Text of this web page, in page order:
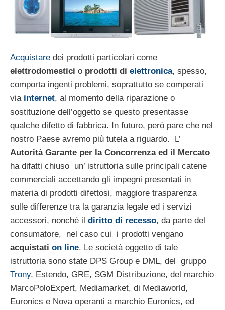
Acquistare dei prodotti particolari come
elettrodomestici o prodotti di elettronica, spesso,
comporta ingenti problemi, soprattutto se comperati
viainternet, al momento della riparazione o
sostituzione dell’oggetto se questo presentasse
qualche difetto di fabbrica. In futuro, però pare che nel
nostro Paese avremo più tutela a riguardo. L’
Autorità Garante per la Concorrenza ed il Mercato
ha difatti chiuso un’ istruttoria sulle principali catene
commerciali accettando gli impegni presentati in
materia di prodotti difettosi, maggiore trasparenza
sulle differenze tra la garanzia legale ed i servizi
accessori, nonché il diritto di recesso, da parte del
consumatore, nel caso cui i prodotti vengano
acquistati on line. Le società oggetto di tale
istruttoria sono state DPS Group e DML, del gruppo
Trony, Estendo, GRE, SGM Distribuzione, del marchio
MarcoPoloExpert, Mediamarket, di Mediaworld,
Euronics e Nova operanti a marchio Euronics, ed